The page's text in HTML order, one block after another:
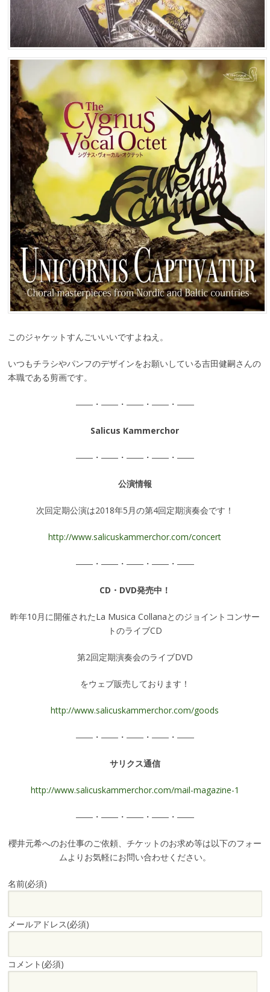
このジャケットすんごいいいですよねえ。
いつもチラシやパンフのデザインをお願いしている吉田健嗣さんの
本職である剪画です。
――・――・――・――・――
Salicus Kammerchor
――・――・――・――・――
公演情報
次回定期公演は2018年5月の第4回定期演奏会です！
http://www.salicuskammerchor.com/concert
――・――・――・――・――
CD・DVD発売中！
昨年10月に開催されたLa Musica Collanaとのジョイントコンサー
トのライブCD
第2回定期演奏会のライブDVD
をウェブ販売しております！
http://www.salicuskammerchor.com/goods
――・――・――・――・――
サリクス通信
http://www.salicuskammerchor.com/mail-magazine-1
――・――・――・――・――
櫻井元希へのお仕事のご依頼、チケットのお求め等は以下のフォー
ムよりお気軽にお問い合わせください。
名前(必須)
メールアドレス(必須)
コメント(必須)